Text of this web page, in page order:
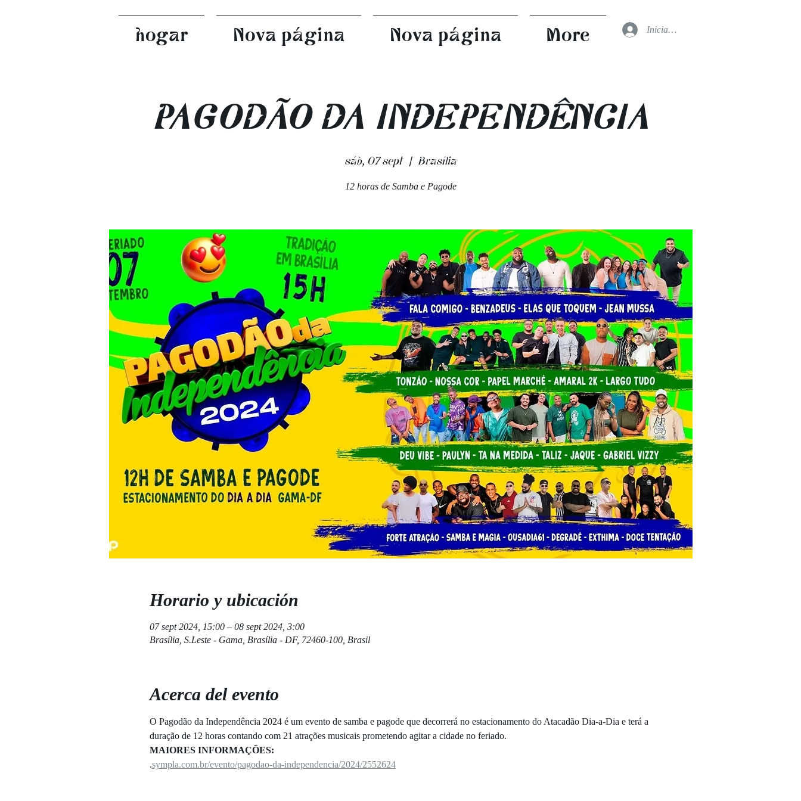
hogar Nova página Nova página More Iniciar sesión
PAGODÃO DA INDEPENDÊNCIA
sáb, 07 sept
  |
Brasília
12 horas de Samba e Pagode
Horario y ubicación
07 sept 2024, 15:00 – 08 sept 2024, 3:00
Brasília, S.Leste - Gama, Brasília - DF, 72460-100, Brasil
Acerca del evento
O Pagodão da Independência 2024 é um evento de samba e pagode que decorrerá no estacionamento do Atacadão Dia-a-Dia e terá a
duração de 12 horas contando com 21 atrações musicais prometendo agitar a cidade no feriado.
MAIORES INFORMAÇÕES:
.sympla.com.br/evento/pagodao-da-independencia/2024/2552624